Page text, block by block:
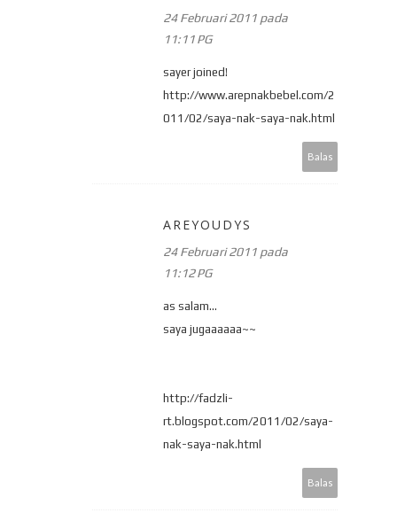
24 Februari 2011 pada
11:11 PG
sayer joined!
http://www.arepnakbebel.com/2
011/02/saya-nak-saya-nak.html
Balas
AREYOUDYS
24 Februari 2011 pada
11:12 PG
as salam...
saya jugaaaaaa~~
http://fadzli-
rt.blogspot.com/2011/02/saya-
nak-saya-nak.html
Balas